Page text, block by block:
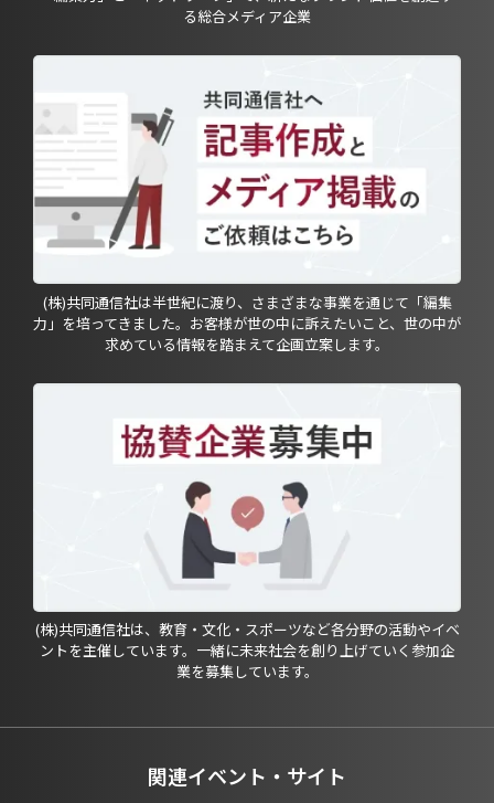
る総合メディア企業
(株)共同通信社は半世紀に渡り、さまざまな事業を通じて「編集
力」を培ってきました。お客様が世の中に訴えたいこと、世の中が
求めている情報を踏まえて企画立案します。
(株)共同通信社は、教育・文化・スポーツなど各分野の活動やイベ
ントを主催しています。一緒に未来社会を創り上げていく参加企
業を募集しています。
関連イベント・サイト